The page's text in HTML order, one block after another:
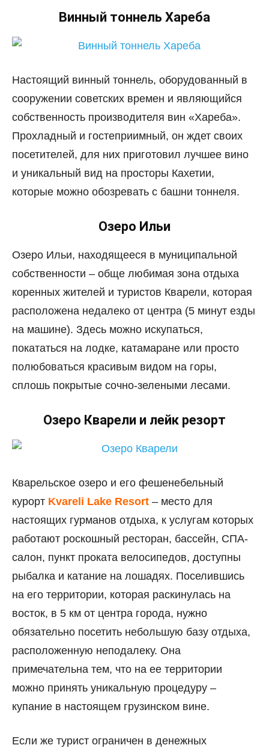
Винный тоннель Хареба
Настоящий винный тоннель, оборудованный в
сооружении советских времен и являющийся
собственность производителя вин «Хареба».
Прохладный и гостеприимный, он ждет своих
посетителей, для них приготовил лучшее вино
и уникальный вид на просторы Кахетии,
которые можно обозревать с башни тоннеля.
Озеро Ильи
Озеро Ильи, находящееся в муниципальной
собственности – обще любимая зона отдыха
коренных жителей и туристов Кварели, которая
расположена недалеко от центра (5 минут езды
на машине). Здесь можно искупаться,
покататься на лодке, катамаране или просто
полюбоваться красивым видом на горы,
сплошь покрытые сочно-зелеными лесами.
Озеро Кварели и лейк резорт
Кварельское озеро и его фешенебельный
курорт Kvareli Lake Resort – место для
настоящих гурманов отдыха, к услугам которых
работают роскошный ресторан, бассейн, СПА-
салон, пункт проката велосипедов, доступны
рыбалка и катание на лошадях. Поселившись
на его территории, которая раскинулась на
восток, в 5 км от центра города, нужно
обязательно посетить небольшую базу отдыха,
расположенную неподалеку. Она
примечательна тем, что на ее территории
можно принять уникальную процедуру –
купание в настоящем грузинском вине.
Если же турист ограничен в денежных